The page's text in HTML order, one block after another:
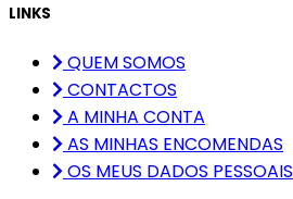
LINKS
QUEM SOMOS
CONTACTOS
A MINHA CONTA
AS MINHAS ENCOMENDAS
OS MEUS DADOS PESSOAIS